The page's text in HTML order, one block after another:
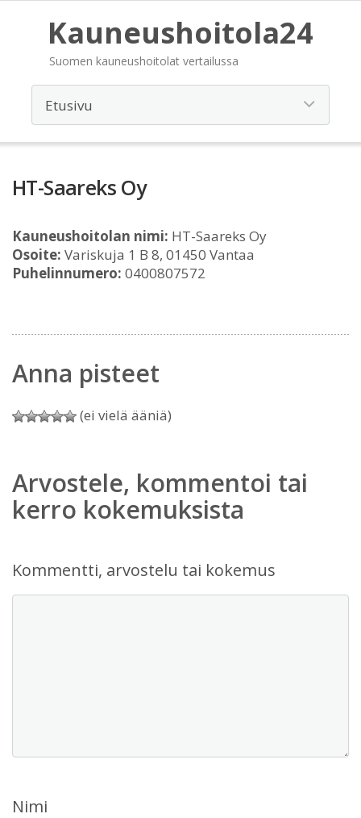
Kauneushoitola24
Suomen kauneushoitolat vertailussa
HT-Saareks Oy
Kauneushoitolan nimi: HT-Saareks Oy
Osoite: Variskuja 1 B 8, 01450 Vantaa
Puhelinnumero: 0400807572
Anna pisteet
(ei vielä ääniä)
Arvostele, kommentoi tai
kerro kokemuksista
Kommentti, arvostelu tai kokemus
Nimi